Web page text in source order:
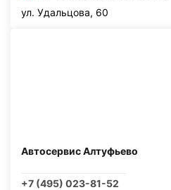
ул. Удальцова, 60
Автосервис Алтуфьево
+7 (495) 023-81-52